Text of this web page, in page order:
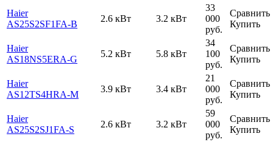
Haier
AS25S2SF1FA-B
2.6 кВт 3.2 кВт
33
000
руб.
Сравнить
Купить
Haier
AS18NS5ERA-G
5.2 кВт 5.8 кВт
34
100
руб.
Сравнить
Купить
Haier
AS12TS4HRA-M
3.9 кВт 3.4 кВт
21
000
руб.
Сравнить
Купить
Haier
AS25S2SJ1FA-S
2.6 кВт 3.2 кВт
59
000
руб.
Сравнить
Купить